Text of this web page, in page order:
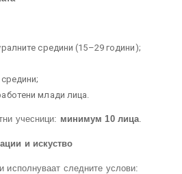
средини (15–29 години);
млади лица.
учесници: минимум 10 лица
и искуство
исполнуваат следните услови: